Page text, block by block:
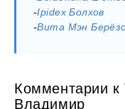
-Ipidex Болхов
-Вита Мэн
Комментарии к
Владимир